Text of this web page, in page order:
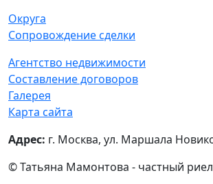
Округа
Сопровождение сделки
Агентство недвижимости
Составление договоров
Галерея
Карта сайта
Адрес: г. Москва, ул. Маршала
© Татьяна Мамонтова - частный